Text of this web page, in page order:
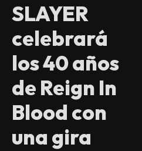
SLAYER
celebrará
los 40 años
de Reign In
Blood con
una gira